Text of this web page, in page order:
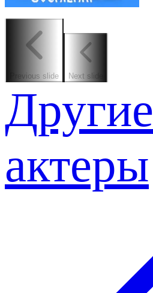
Previous slide Next slide
Другие
актеры